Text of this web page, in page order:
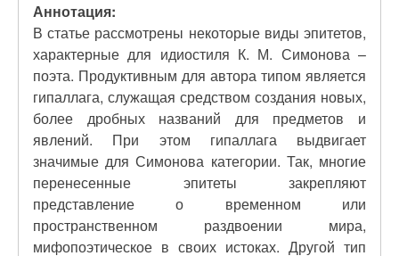
Аннотация:
В статье рассмотрены некоторые виды эпитетов,
характерные для идиостиля К. М. Симонова –
поэта. Продуктивным для автора типом является
гипаллага, служащая средством создания новых,
более дробных названий для предметов и
явлений. При этом гипаллага выдвигает
значимые для Симонова категории. Так, многие
перенесенные эпитеты закрепляют
представление о временном или
пространственном раздвоении мира,
мифопоэтическое в своих истоках. Другой тип